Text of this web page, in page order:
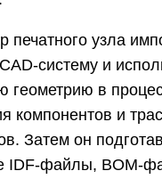
печатного узла
систему и
геометрию в
компонентов и
Затем он
IDF-файлы, BOM-